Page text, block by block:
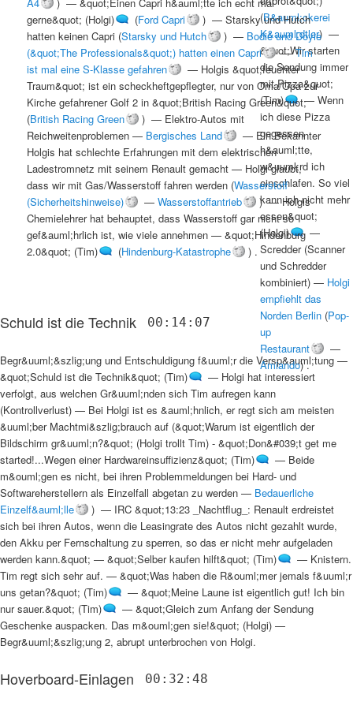
gerne&quot; (Holgi)
(Ford Capri ) —Starsky und Hutch
hatten keinen Capri (Starsky und Hutch ) — Bodie und Doyle
(&quot;The Professionals&quot;) hatten einen Capri
—Tim
ist mal eine S-Klasse gefahren
— Holgis &quot;feuchter
Traum&quot; ist ein scheckheftgepflegter, nur von Oma/Opa zur
Kirche gefahrener Golf 2 in &quot;British Racing Green&quot;
(British Racing Green ) — Elektro-Autos mit
Reichweitenproblemen — Bergisches Land — Ein Bekannter
Holgis hat schlechte Erfahrungen mit dem elektrischen
Ladestromnetz mit seinem Renault gemacht — Holgi glaubt,
dass wir mit Gas/Wasserstoff fahren werden (Wasserstoff
(Sicherheitshinweise)
—Wasserstoffantrieb ) —Holgis
Chemielehrer hat behauptet, dass Wasserstoff gar nicht so
gef&auml;hrlich ist, wie viele annehmen —&quot;Hindenburg
2.0&quot; (Tim)
(Hindenburg-Katastrophe ) .
Schuld ist die Technik 00:14:07
Begr&uuml;&szlig;ung und Entschuldigung f&uuml;r die Versp&auml;tung —
&quot;Schuld ist die Technik&quot; (Tim)
— Holgi hat interessiert
verfolgt, aus welchen Gr&uuml;nden sich Tim aufregen kann
(Kontrollverlust) — Bei Holgi ist es &auml;hnlich, er regt sich am meisten
&uuml;ber Machtmi&szlig;brauch auf (&quot;Warum ist eigentlich der
Bildschirm gr&uuml;n?&quot; (Holgi trollt Tim) - &quot;Don&#039;t get me
started!...Wegen einer Hardwareinsuffizienz&quot; (Tim)
— Beide
m&ouml;gen es nicht, bei ihren Problemmeldungen bei Hard- und
Softwareherstellern als Einzelfall abgetan zu werden — Bedauerliche
Einzelf&auml;lle
) — IRC &quot;13:23 _Nachtflug_: Renault erdreistet
sich bei ihren Autos, wenn die Leasingrate des Autos nicht gezahlt wurde,
den Akku per Fernschaltung zu sperren, so das er nicht mehr aufgeladen
werden kann.&quot; — &quot;Selber kaufen hilft&quot; (Tim) — Knistern.
Tim regt sich sehr auf. — &quot;Was haben die R&ouml;mer jemals f&uuml;r
uns getan?&quot; (Tim)
— &quot;Meine Laune ist eigentlich gut! Ich bin
nur sauer.&quot; (Tim)
— &quot;Gleich zum Anfang der Sendung
Geschenke auspacken. Das m&ouml;gen sie!&quot; (Holgi) —
Begr&uuml;&szlig;ung 2, abrupt unterbrochen von Holgi.
(B&auml;ckerei
K&auml;dtler) —
&quot;Wir starten
die Sendung immer
mit Pizza&quot;
(Tim)
— Wenn
ich diese Pizza
gegessen
h&auml;tte,
w&uuml;rd ich
einschlafen. So viel
kann ich nicht mehr
essen&quot;
(Holgi)
—
Scredder (Scanner
und Schredder
kombiniert)— Holgi
empfiehlt das
Norden Berlin(Pop-
up
Restaurant
—
Amiando) .
Hoverboard-Einlagen 00:32:48